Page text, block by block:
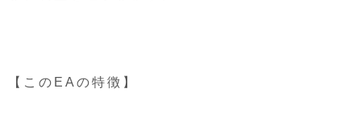
【このEAの特徴】